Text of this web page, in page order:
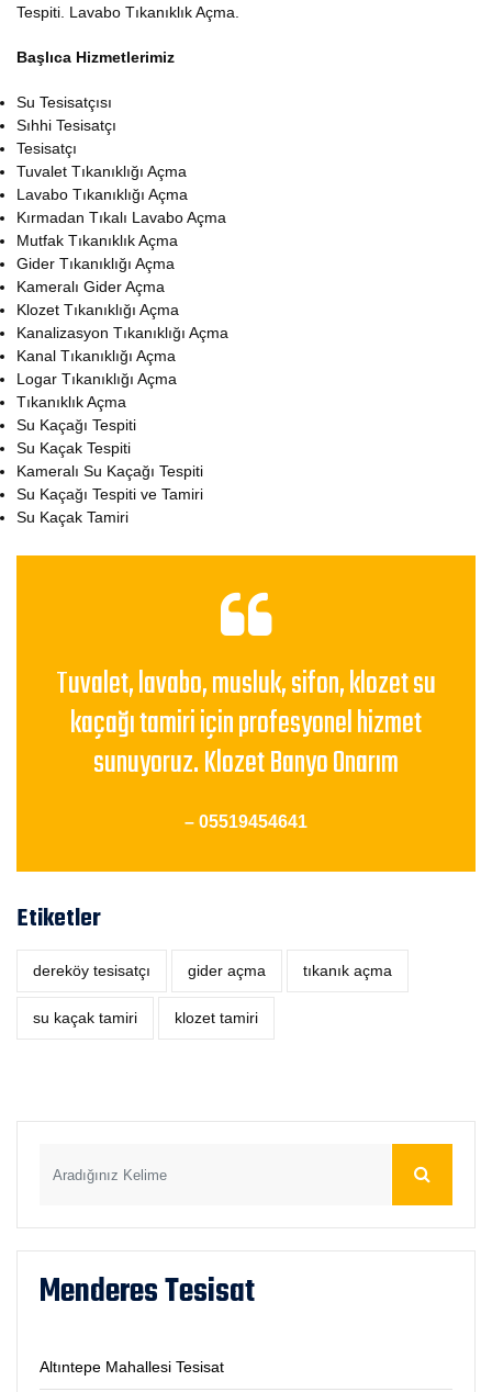
Tespiti. Lavabo Tıkanıklık Açma.
Başlıca Hizmetlerimiz
Su Tesisatçısı
Sıhhi Tesisatçı
Tesisatçı
Tuvalet Tıkanıklığı Açma
Lavabo Tıkanıklığı Açma
Kırmadan Tıkalı Lavabo Açma
Mutfak Tıkanıklık Açma
Gider Tıkanıklığı Açma
Kameralı Gider Açma
Klozet Tıkanıklığı Açma
Kanalizasyon Tıkanıklığı Açma
Kanal Tıkanıklığı Açma
Logar Tıkanıklığı Açma
Tıkanıklık Açma
Su Kaçağı Tespiti
Su Kaçak Tespiti
Kameralı Su Kaçağı Tespiti
Su Kaçağı Tespiti ve Tamiri
Su Kaçak Tamiri
Tuvalet, lavabo, musluk, sifon, klozet su
kaçağı tamiri için profesyonel hizmet
sunuyoruz. Klozet Banyo Onarım
– 05519454641
Etiketler
dereköy tesisatçı ‎gider açma tıkanık açma
su kaçak tamiri klozet tamiri
Menderes Tesisat
Altıntepe Mahallesi Tesisat